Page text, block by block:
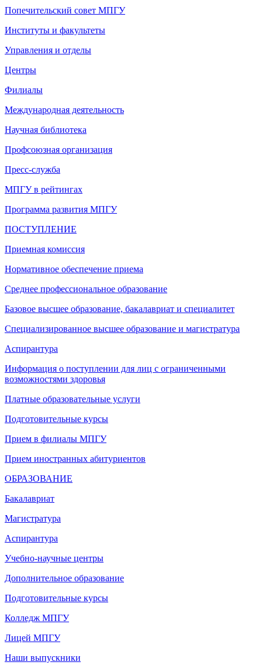
Попечительский совет МПГУ
Институты и факультеты
Управления и отделы
Центры
Филиалы
Международная деятельность
Научная библиотека
Профсоюзная организация
Пресс-служба
МПГУ в рейтингах
Программа развития МПГУ
ПОСТУПЛЕНИЕ
Приемная комиссия
Нормативное обеспечение приема
Среднее профессиональное образование
Базовое высшее образование, бакалавриат и специалитет
Специализированное высшее образование и магистратура
Аспирантура
Информация о поступлении для лиц с ограниченными
возможностями здоровья
Платные образовательные услуги
Подготовительные курсы
Прием в филиалы МПГУ
Прием иностранных абитуриентов
ОБРАЗОВАНИЕ
Бакалавриат
Магистратура
Аспирантура
Учебно-научные центры
Дополнительное образование
Подготовительные курсы
Колледж МПГУ
Лицей МПГУ
Наши выпускники